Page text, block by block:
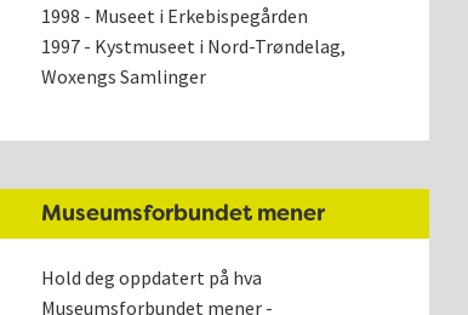
1998 - Museet i Erkebispegården
1997 - Kystmuseet i Nord-Trøndelag,
Woxengs Samlinger
Museumsforbundet mener
Hold deg oppdatert på hva
Museumsforbundet mener -